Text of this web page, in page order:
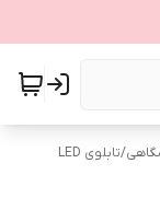
/تابلوی LED